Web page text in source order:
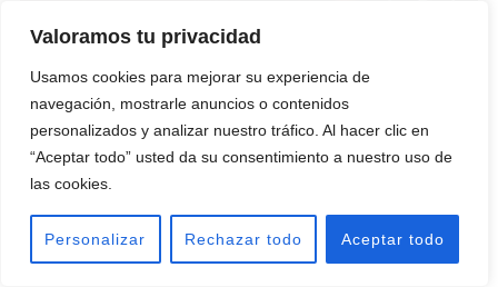
Valoramos tu privacidad
Usamos cookies para mejorar su experiencia de
navegación, mostrarle anuncios o contenidos
personalizados y analizar nuestro tráfico. Al hacer clic en
“Aceptar todo” usted da su consentimiento a nuestro uso de
las cookies.
Personalizar Rechazar todo Aceptar todo
IFCT0109 SEGURIDAD
INFORMÁTICA